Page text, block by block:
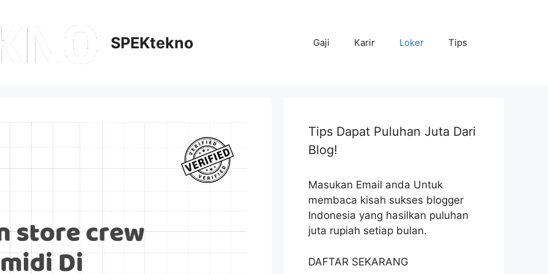
SPEKtekno Gaji Karir Loker Tips
Tips Dapat Puluhan Juta Dari
Blog!
Masukan Email anda Untuk
membaca kisah sukses blogger
Indonesia yang hasilkan puluhan
juta rupiah setiap bulan.
DAFTAR SEKARANG